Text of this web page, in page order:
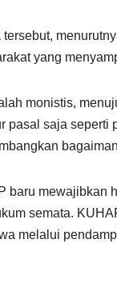
yang
monistis,
pasal saja
baru mewajibkan
semata.
melalui